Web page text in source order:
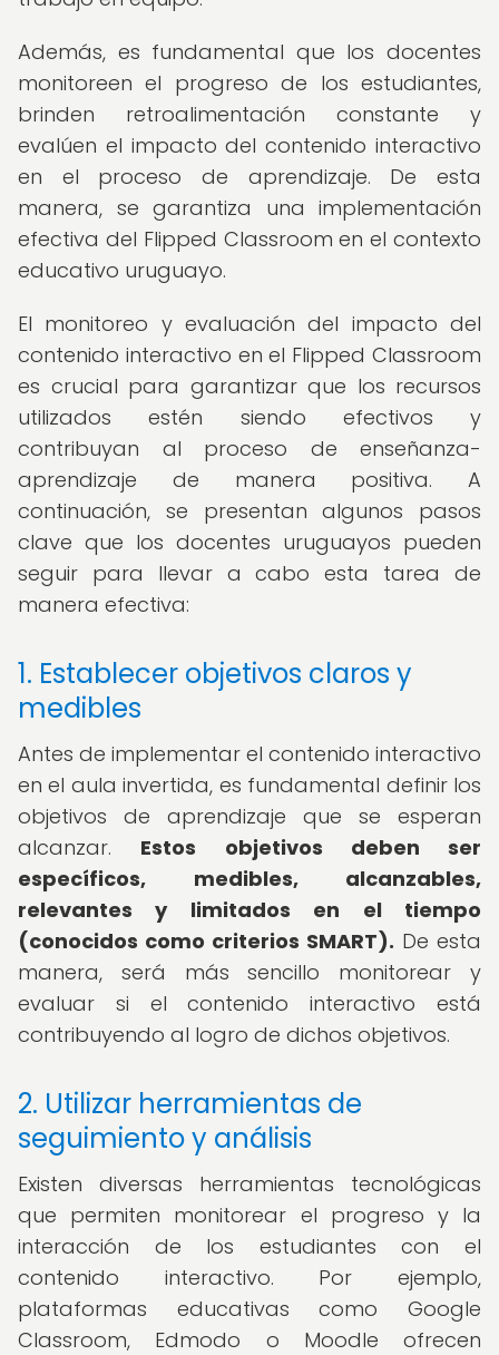
Además, es fundamental que los docentes
monitoreen el progreso de los estudiantes,
brinden retroalimentación constante y
evalúen el impacto del contenido interactivo
en el proceso de aprendizaje. De esta
manera, se garantiza una implementación
efectiva del Flipped Classroom en el contexto
educativo uruguayo.
El monitoreo y evaluación del impacto del
contenido interactivo en el Flipped Classroom
es crucial para garantizar que los recursos
utilizados estén siendo efectivos y
contribuyan al proceso de enseñanza-
aprendizaje de manera positiva. A
continuación, se presentan algunos pasos
clave que los docentes uruguayos pueden
seguir para llevar a cabo esta tarea de
manera efectiva:
1. Establecer objetivos claros y
medibles
Antes de implementar el contenido interactivo
en el aula invertida, es fundamental definir los
objetivos de aprendizaje que se esperan
alcanzar. Estos objetivos deben ser
específicos, medibles, alcanzables,
relevantes y limitados en el tiempo
(conocidos como criterios SMART). De esta
manera, será más sencillo monitorear y
evaluar si el contenido interactivo está
contribuyendo al logro de dichos objetivos.
2. Utilizar herramientas de
seguimiento y análisis
Existen diversas herramientas tecnológicas
que permiten monitorear el progreso y la
interacción de los estudiantes con el
contenido interactivo. Por ejemplo,
plataformas educativas como Google
Classroom, Edmodo o Moodle ofrecen